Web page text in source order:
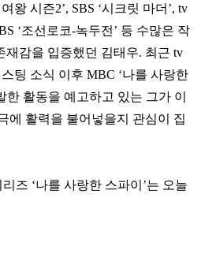
왕 시즌2’, SBS ‘시크릿 마더’, tv
‘조선로코-녹두전’ 등 수많은 작
재감을 입증했던 김태우. 최근 tv
팅 소식 이후 MBC ‘나를 사랑한
한 활동을 예고하고 있는 그가 이
에 활력을 불어넣을지 관심이 집
즈 ‘나를 사랑한 스파이’는 오늘